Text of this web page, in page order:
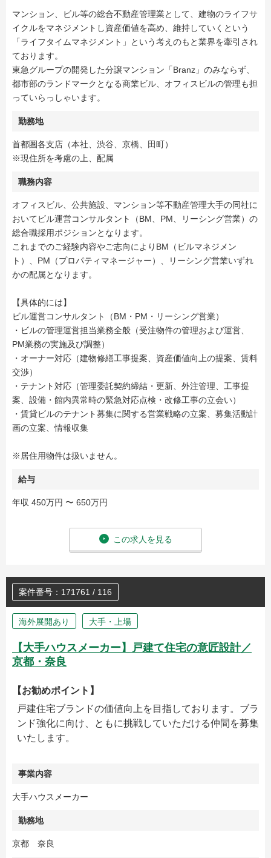
マンション、ビル等の総合不動産管理業として、建物のライフサ
イクルをマネジメントし資産価値を高め、維持していくという
「ライフタイムマネジメント」という考えのもと業界を牽引され
ております。
東急グループの開発した分譲マンション「Branz」のみならず、
都市部のランドマークとなる商業ビル、オフィスビルの管理も担
っていらっしゃいます。
勤務地
首都圏各支店（本社、渋谷、京橋、田町）
※現住所を考慮の上、配属
職務内容
オフィスビル、公共施設、マンション等不動産管理大手の同社に
おいてビル運営コンサルタント（BM、PM、リーシング営業）の
総合職採用ポジションとなります。
これまでのご経験内容やご志向によりBM（ビルマネジメン
ト）、PM（プロパティマネージャー）、リーシング営業いずれ
かの配属となります。
【具体的には】
ビル運営コンサルタント（BM・PM・リーシング営業）
・ビルの管理運営担当業務全般（受注物件の管理および運営、
PM業務の実施及び調整）
・オーナー対応（建物修繕工事提案、資産価値向上の提案、賃料
交渉）
・テナント対応（管理委託契約締結・更新、外注管理、工事提
案、設備・館内異常時の緊急対応点検・改修工事の立会い）
・賃貸ビルのテナント募集に関する営業戦略の立案、募集活動計
画の立案、情報収集
※居住用物件は扱いません。
給与
年収 450万円 〜 650万円
この求人を見る
案件番号：171761 / 116
海外展開あり 大手・上場
【大手ハウスメーカー】戸建て住宅の意匠設計／
京都・奈良
【お勧めポイント】
戸建住宅ブランドの価値向上を目指しております。ブラ
ンド強化に向け、ともに挑戦していただける仲間を募集
いたします。
事業内容
大手ハウスメーカー
勤務地
京都 奈良